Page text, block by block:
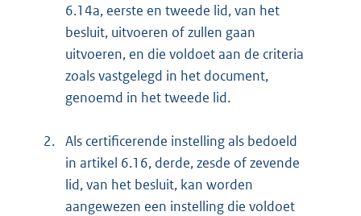
6.14a, eerste en tweede lid, van het
besluit, uitvoeren of zullen gaan
uitvoeren, en die voldoet aan de criteria
zoals vastgelegd in het document,
genoemd in het tweede lid.
2. Als certificerende instelling als bedoeld
in artikel 6.16, derde, zesde of zevende
lid, van het besluit, kan worden
aangewezen een instelling die voldoet